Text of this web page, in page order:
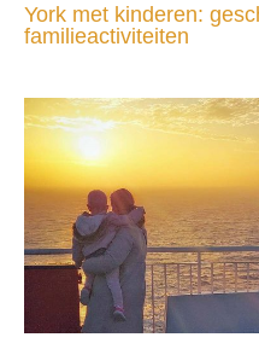
York met kinderen:
familieactiviteiten